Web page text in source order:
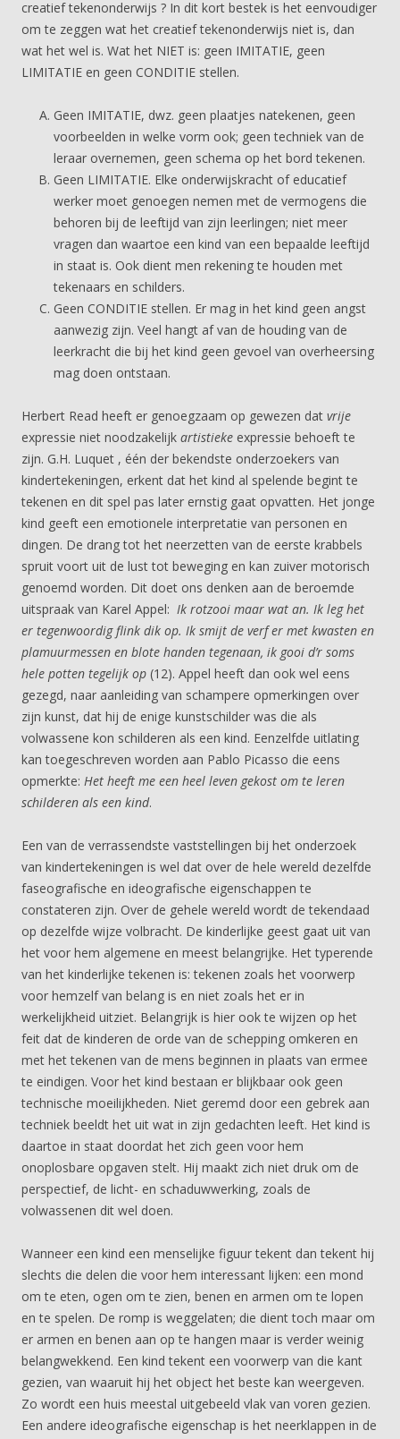
creatief tekenonderwijs ? In dit kort bestek is het eenvoudiger
om te zeggen wat het creatief tekenonderwijs niet is, dan
wat het wel is. Wat het NIET is: geen IMITATIE, geen
LIMITATIE en geen CONDITIE stellen.
Geen IMITATIE, dwz. geen plaatjes natekenen, geen
voorbeelden in welke vorm ook; geen techniek van de
leraar overnemen, geen schema op het bord tekenen.
Geen LIMITATIE. Elke onderwijskracht of educatief
werker moet genoegen nemen met de vermogens die
behoren bij de leeftijd van zijn leerlingen; niet meer
vragen dan waartoe een kind van een bepaalde leeftijd
in staat is. Ook dient men rekening te houden met
tekenaars en schilders.
Geen CONDITIE stellen. Er mag in het kind geen angst
aanwezig zijn. Veel hangt af van de houding van de
leerkracht die bij het kind geen gevoel van overheersing
mag doen ontstaan.
Herbert Read heeft er genoegzaam op gewezen dat vrije
expressie niet noodzakelijk artistieke expressie behoeft te
zijn. G.H. Luquet , één der bekendste onderzoekers van
kindertekeningen, erkent dat het kind al spelende begint te
tekenen en dit spel pas later ernstig gaat opvatten. Het jonge
kind geeft een emotionele interpretatie van personen en
dingen. De drang tot het neerzetten van de eerste krabbels
spruit voort uit de lust tot beweging en kan zuiver motorisch
genoemd worden. Dit doet ons denken aan de beroemde
uitspraak van Karel Appel: Ik rotzooi maar wat an. Ik leg het
er tegenwoordig flink dik op. Ik smijt de verf er met kwasten en
plamuurmessen en blote handen tegenaan, ik gooi d’r soms
hele potten tegelijk op (12). Appel heeft dan ook wel eens
gezegd, naar aanleiding van schampere opmerkingen over
zijn kunst, dat hij de enige kunstschilder was die als
volwassene kon schilderen als een kind. Eenzelfde uitlating
kan toegeschreven worden aan Pablo Picasso die eens
opmerkte: Het heeft me een heel leven gekost om te leren
schilderen als een kind.
Een van de verrassendste vaststellingen bij het onderzoek
van kindertekeningen is wel dat over de hele wereld dezelfde
faseografische en ideografische eigenschappen te
constateren zijn. Over de gehele wereld wordt de tekendaad
op dezelfde wijze volbracht. De kinderlijke geest gaat uit van
het voor hem algemene en meest belangrijke. Het typerende
van het kinderlijke tekenen is: tekenen zoals het voorwerp
voor hemzelf van belang is en niet zoals het er in
werkelijkheid uitziet. Belangrijk is hier ook te wijzen op het
feit dat de kinderen de orde van de schepping omkeren en
met het tekenen van de mens beginnen in plaats van ermee
te eindigen. Voor het kind bestaan er blijkbaar ook geen
technische moeilijkheden. Niet geremd door een gebrek aan
techniek beeldt het uit wat in zijn gedachten leeft. Het kind is
daartoe in staat doordat het zich geen voor hem
onoplosbare opgaven stelt. Hij maakt zich niet druk om de
perspectief, de licht- en schaduwwerking, zoals de
volwassenen dit wel doen.
Wanneer een kind een menselijke figuur tekent dan tekent hij
slechts die delen die voor hem interessant lijken: een mond
om te eten, ogen om te zien, benen en armen om te lopen
en te spelen. De romp is weggelaten; die dient toch maar om
er armen en benen aan op te hangen maar is verder weinig
belangwekkend. Een kind tekent een voorwerp van die kant
gezien, van waaruit hij het object het beste kan weergeven.
Zo wordt een huis meestal uitgebeeld vlak van voren gezien.
Een andere ideografische eigenschap is het neerklappen in de